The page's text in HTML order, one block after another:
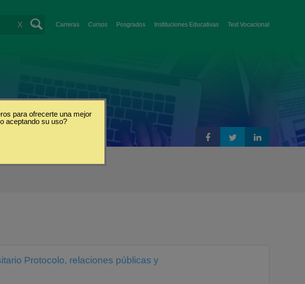
Carreras Cursos Posgrados Instituciones Educativas Test Vocacional
X
Protocolo, relaciones públicas y
para ofrecerte una mejor
aceptando su uso?